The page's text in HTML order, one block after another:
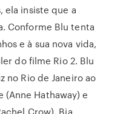
ela insiste que a
Conforme Blu tenta
e à sua nova vida,
do filme Rio 2. Blu
no Rio de Janeiro ao
(Anne Hathaway) e
Crow), Bia